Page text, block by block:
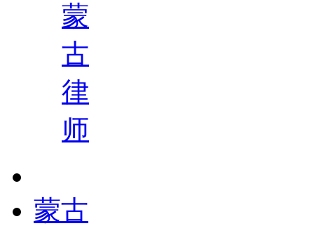
蒙
古
律
师
蒙古